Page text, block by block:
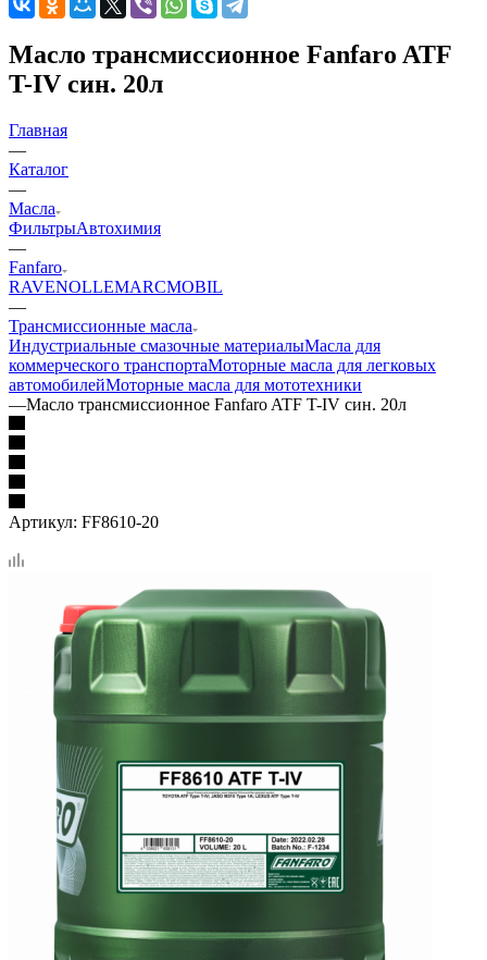
Масло трансмиссионное Fanfaro ATF
T-IV син. 20л
Главная
—
Каталог
—
Масла
ФильтрыАвтохимия
—
Fanfaro
RAVENOLLEMARCMOBIL
—
Трансмиссионные масла
Индустриальные смазочные материалыМасла для
коммерческого транспортаМоторные масла для легковых
автомобилейМоторные масла для мототехники
—Масло трансмиссионное Fanfaro ATF T-IV син. 20л
Артикул: FF8610-20